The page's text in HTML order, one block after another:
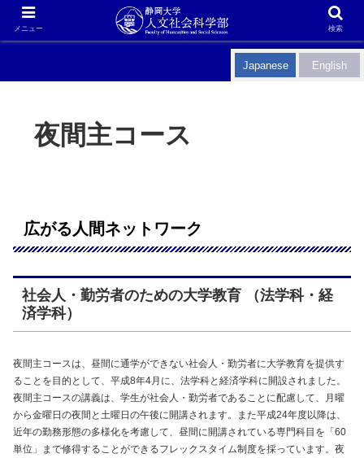
Japanese English
夜間主コース
広がる人間ネットワーク
社会人・勤労者のための大学教育 （法学科・経
済学科）
夜間主コースは、昼間に通学ができない社会人・勤労者に大学教育を提供す
ることを目的として、平成8年4月に、法学科と経済学科に開設されました。
夜間主コースの講義は、学生が社会人・勤労者であることに配慮して、月曜
から金曜日の夜間と土曜日の午後に開講されます。また平成24年度以降は、
近年の勤務形態の多様化を考慮して、昼間に開講されている専門科目を「60
単位」まで修得することができるフレックスタイム制度を採っています。夜
メニュー 検索